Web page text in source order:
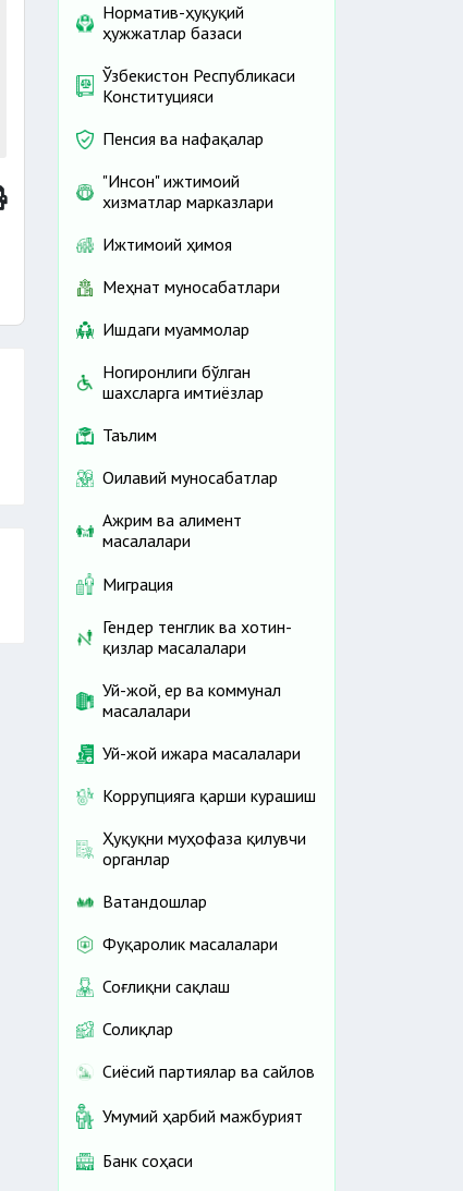
Норматив-ҳуқуқий
ҳужжатлар базаси
Ўзбекистон Республикаси
Конституцияси
Пенсия ва нафақалар
"Инсон" ижтимоий
хизматлар марказлари
Ижтимоий ҳимоя
Меҳнат муносабатлари
Ишдаги муаммолар
Ногиронлиги бўлган
шахсларга имтиёзлар
Таълим
Оилавий муносабатлар
Ажрим ва алимент
масалалари
Миграция
Гендер тенглик ва хотин-
қизлар масалалари
Уй-жой, ер ва коммунал
масалалари
Уй-жой ижара масалалари
Коррупцияга қарши курашиш
Ҳуқуқни муҳофаза қилувчи
органлар
Ватандошлар
Фуқаролик масалалари
Соғлиқни сақлаш
Солиқлар
Сиёсий партиялар ва сайлов
Умумий ҳарбий мажбурият
Банк соҳаси